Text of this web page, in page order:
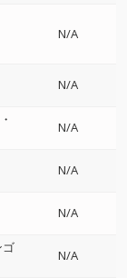
N/A
N/A
N/A
N/A
N/A
ゴ
N/A